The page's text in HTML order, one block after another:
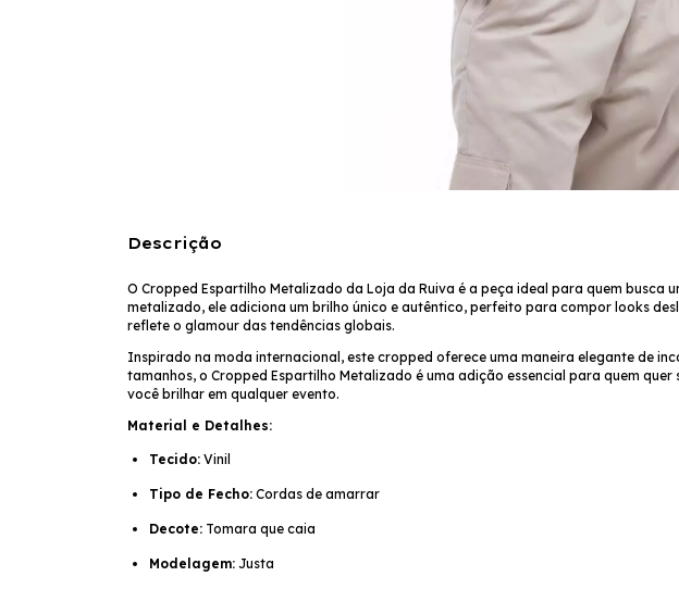
Descrição
O Cropped Espartilho Metalizado da Loja da Ruiva é a peça ideal para quem
metalizado, ele adiciona um brilho único e autêntico, perfeito para compor looks
reflete o glamour das tendências globais.
Inspirado na moda internacional, este cropped oferece uma maneira elegante de
tamanhos, o Cropped Espartilho Metalizado é uma adição essencial para quem
você brilhar em qualquer evento.
Material e Detalhes:
Tecido: Vinil
Tipo de Fecho: Cordas de amarrar
Decote: Tomara que caia
Modelagem: Justa